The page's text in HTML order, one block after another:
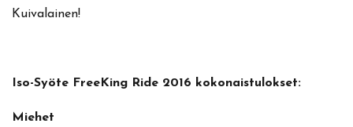
Kuivalainen!
Iso-Syöte FreeKing Ride 2016 kokonaistulokset:
Miehet